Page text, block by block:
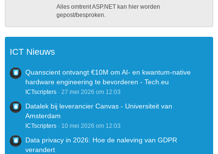
P
Alles omtrent ASP.NET kan hier worden
gepost/besproken.
ICT Nieuws
Quanscient ontvangt €10M om AI- en kwantum-native
hardware engineering te bevorderen - Tech.eu
ICTscripters 27 mei 2026 om 12:03
Datalek bij leverancier Canvas - Universiteit van
Amsterdam
ICTscripters 10 mei 2026 om 12:03
Data privacy in 2026: Hoe de naleving van GDPR
verandert